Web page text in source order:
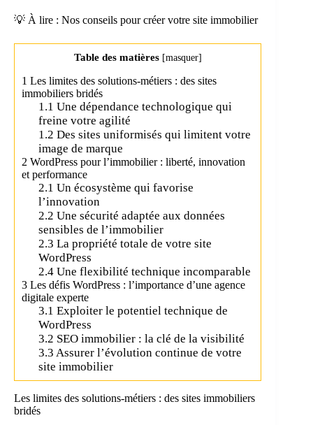
💡 À lire : Nos conseils pour créer votre site immobilier
Table des matières [masquer]
1 Les limites des solutions-métiers : des sites
immobiliers bridés
1.1 Une dépendance technologique qui
freine votre agilité
1.2 Des sites uniformisés qui limitent votre
image de marque
2 WordPress pour l’immobilier : liberté, innovation
et performance
2.1 Un écosystème qui favorise
l’innovation
2.2 Une sécurité adaptée aux données
sensibles de l’immobilier
2.3 La propriété totale de votre site
WordPress
2.4Une flexibilité technique incomparable
3 Les défis WordPress : l’importance d’une agence
digitale experte
3.1 Exploiter le potentiel technique de
WordPress
3.2 SEO immobilier : la clé de la visibilité
3.3 Assurer l’évolution continue de votre
site immobilier
Les limites des solutions-métiers : des sites immobiliers
bridés